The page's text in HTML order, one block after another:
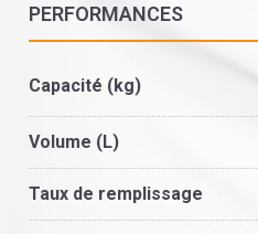
PERFORMANCES
Capacité (kg)
Volume (L)
Taux de remplissage